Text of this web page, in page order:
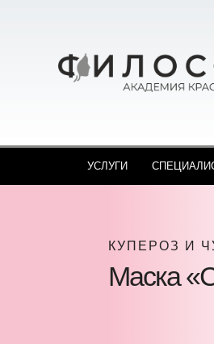
УСЛУГИ
КУПЕРОЗ И
Маска